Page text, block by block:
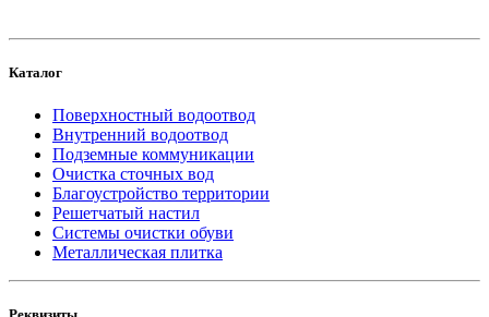
Каталог
Поверхностный водоотвод
Внутренний водоотвод
Подземные коммуникации
Очистка сточных вод
Благоустройство территории
Решетчатый настил
Системы очистки обуви
Металлическая плитка